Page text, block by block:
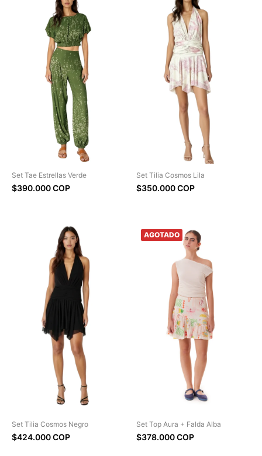
Set Tae Estrellas Verde
$390.000 COP
Set Tilia Cosmos Lila
$350.000 COP
Set Tilia Cosmos Negro
$424.000 COP
Set Top Aura + Falda Alba
$378.000 COP